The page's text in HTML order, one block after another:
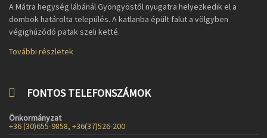
A Mátra hegység lábánál Gyöngyöstől nyugatra helyezkedik el a
dombok határolta település. A katlanba épült falut a völgyben
végighúzódó patak szeli ketté.
További részletek
FONTOS TELEFONSZÁMOK
Önkormányzat
+36 (30)655-9858, +36(37)526-200